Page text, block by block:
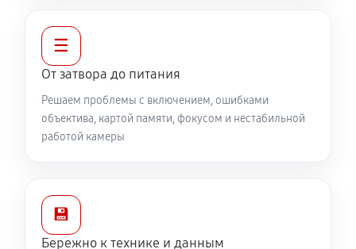
☰
От затвора до питания
Решаем проблемы с включением, ошибками
объектива, картой памяти, фокусом и нестабильной
работой камеры
💾
Бережно к технике и данным